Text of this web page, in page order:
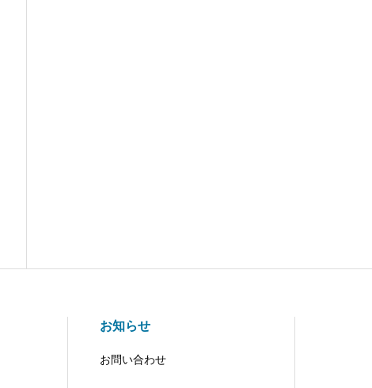
お知らせ
お問い合わせ